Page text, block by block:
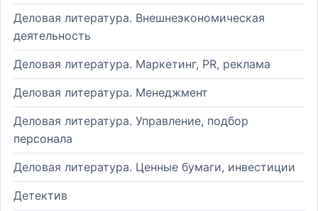
Деловая литература. Внешнеэкономическая
деятельность
Деловая литература. Маркетинг, PR, реклама
Деловая литература. Менеджмент
Деловая литература. Управление, подбор
персонала
Деловая литература. Ценные бумаги, инвестиции
Детектив